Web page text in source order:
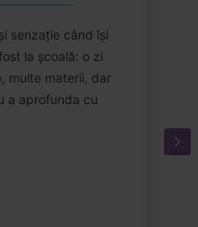
senzație când își
la școală: o zi
multe materii, dar
a aprofunda cu